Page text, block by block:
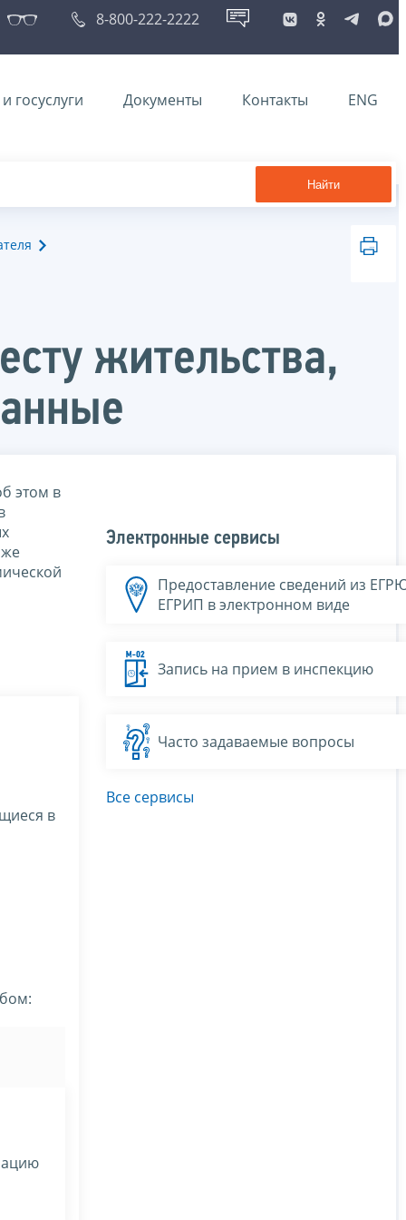
8-800-222-2222
госуслуги Документы Контакты ENG
Найти
жительства,
этом в
в
Электронные сервисы
Предоставление сведений из
ЕГРИП в электронном виде
Запись на прием в инспекцию
Часто задаваемые вопросы
Все сервисы